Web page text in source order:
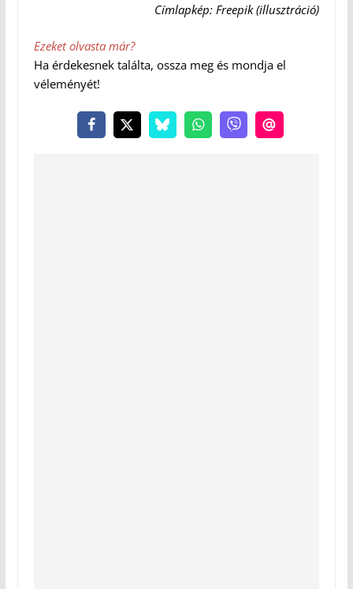
Címlapkép: Freepik (illusztráció)
Ezeket olvasta már?
Ha érdekesnek találta, ossza meg és mondja el
véleményét!